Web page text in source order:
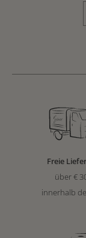
Freie
über €
innerhalb